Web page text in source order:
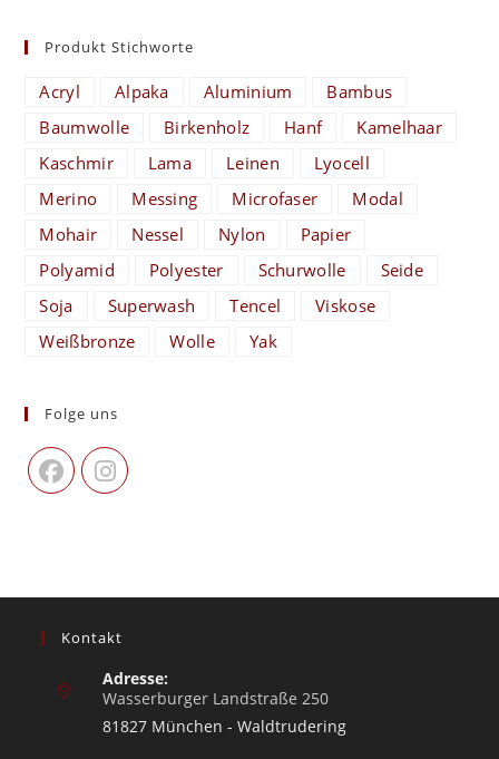
Produkt Stichworte
Acryl Alpaka Aluminium
Bambus
Baumwolle
Birkenholz Hanf
Kamelhaar
Kaschmir
Lama Leinen
Lyocell
Merino
Messing Microfaser
Modal
Mohair
Nessel Nylon
Papier
Polyamid
Polyester Schurwolle
Seide
Soja
Superwash Tencel
Viskose
Weißbronze
Wolle Yak
Folge uns
Kontakt
Adresse:
Wasserburger Landstraße 250
81827 München - Waldtrudering